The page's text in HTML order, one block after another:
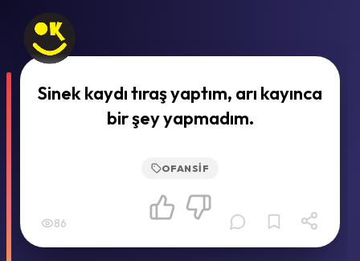
Sinek kaydı tıraş yaptım, arı kayınca
bir şey yapmadım.
OFANSIF
86